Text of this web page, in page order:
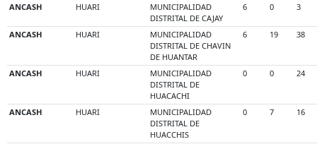
ANCASH HUARI
MUNICIPALIDAD
DISTRITAL DE CAJAY
6 0 3
ANCASH HUARI
MUNICIPALIDAD
DISTRITAL DE CHAVIN
DE HUANTAR
6 19 38
ANCASH HUARI
MUNICIPALIDAD
DISTRITAL DE
HUACACHI
0 0 24
ANCASH HUARI
MUNICIPALIDAD
DISTRITAL DE
HUACCHIS
0 7 16